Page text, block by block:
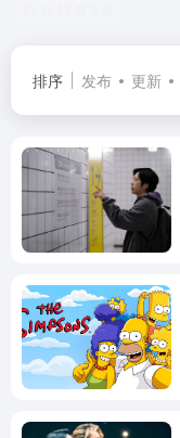
排序 发布 更新